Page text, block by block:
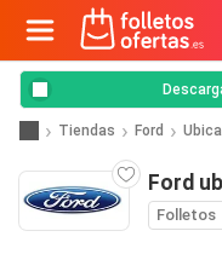
Tiendas Ford
Ford
Folletos